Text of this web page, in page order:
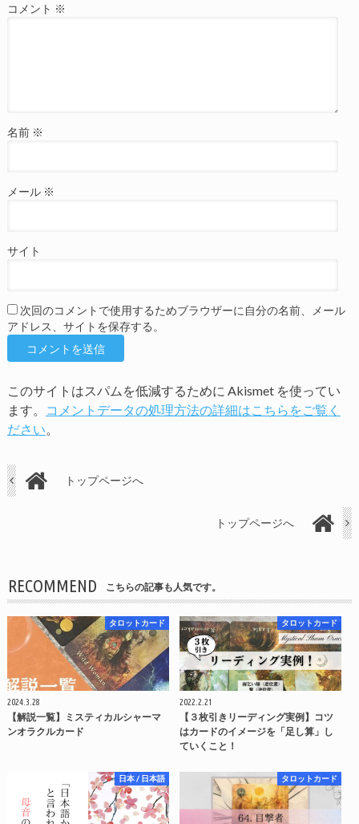
コメント ※
名前 ※
メール ※
サイト
次回のコメントで使用するためブラウザーに自分の名前、メール
アドレス、サイトを保存する。
このサイトはスパムを低減するために Akismet を使ってい
ます。
コメントデータの処理方法の詳細はこちらをご覧く
ださい。
トップページへ
トップページへ
RECOMMEND こちらの記事も人気です。
タロットカード
2024.3.28
【解説一覧】ミスティカルシャーマ
ンオラクルカード
タロットカード
2022.2.21
【３枚引きリーディング実例】コツ
はカードのイメージを「足し算」し
ていくこと！
日本 / 日本語 タロットカード